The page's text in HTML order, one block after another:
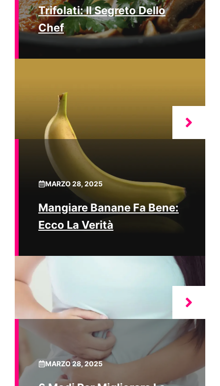
Trifolati: Il Segreto Dello
Chef
MARZO 28, 2025
Mangiare Banane Fa Bene:
Ecco La Verità
MARZO 28, 2025